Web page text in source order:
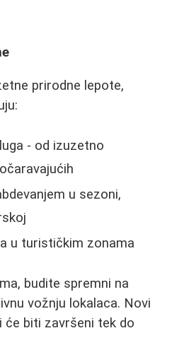
prirodne lepote,
- od izuzetno
u sezoni,
u turističkim zonama
budite spremni na
vožnju lokalaca. Novi
će biti završeni tek do